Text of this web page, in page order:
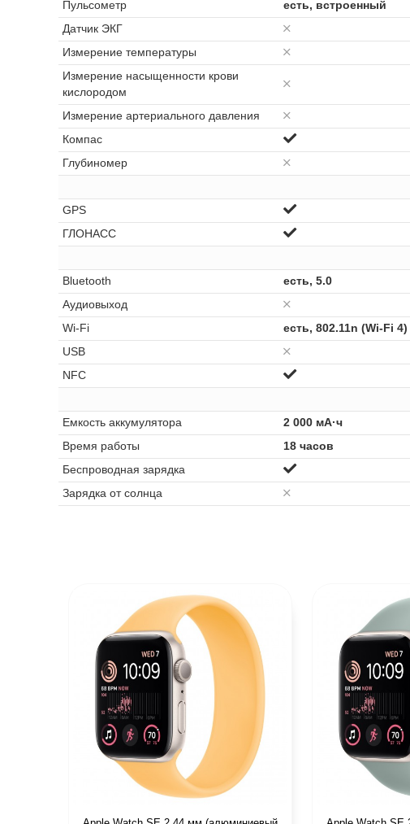
Пульсометр
есть, встроенный
Датчик ЭКГ
Измерение температуры
Измерение насыщенности крови
кислородом
Измерение артериального давления
Компас
Глубиномер
GPS
ГЛОНАСС
Bluetooth
есть, 5.0
Аудиовыход
Wi-Fi
есть, 802.11n (Wi-Fi 4)
USB
NFC
Емкость аккумулятора
2 000 мА·ч
Время работы
18 часов
Беспроводная зарядка
Зарядка от солнца